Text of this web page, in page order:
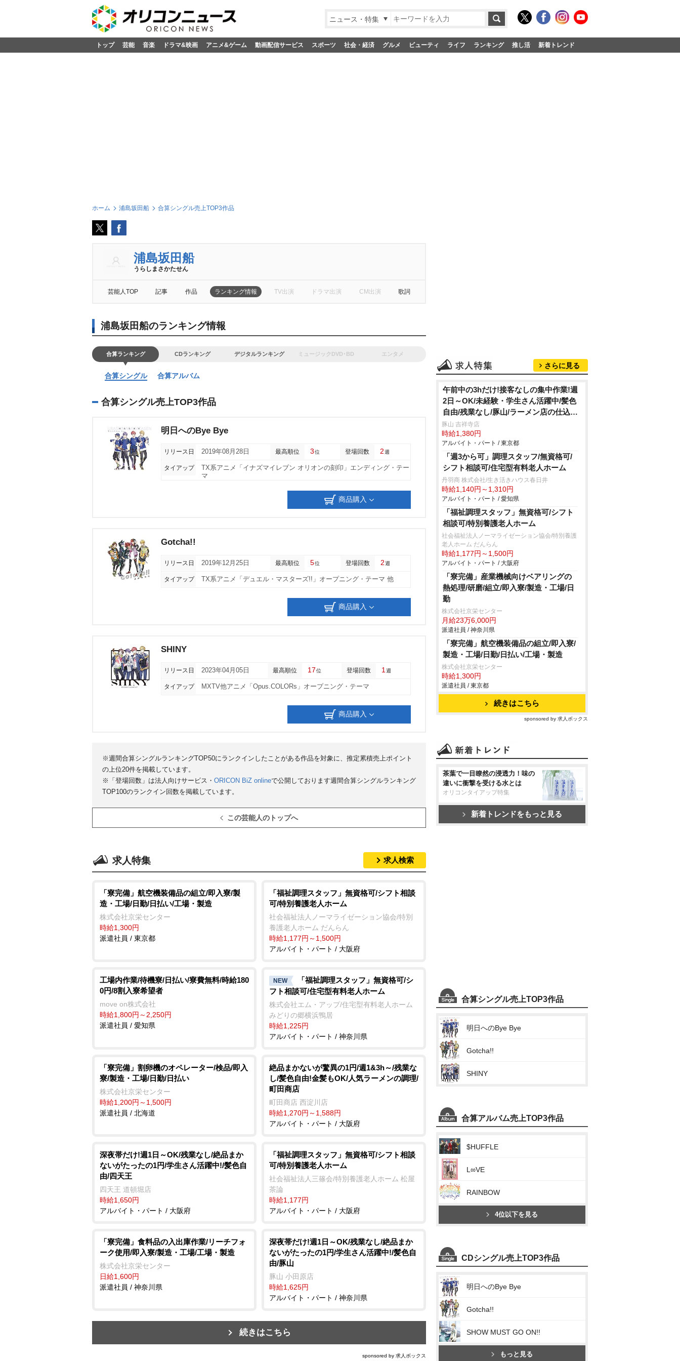
ニュース・特集
トップ 芸能 音楽 ドラマ&映画 アニメ&ゲーム 動画配信サービス スポーツ 社会・経済 グルメ ビューティ ライフ ランキング 推し活 新着トレンド
ホーム 浦島坂田船 合算シングル売上TOP3作品
浦島坂田船
うらしまさかたせん
芸能人TOP 記事 作品 ランキング情報 TV出演 ドラマ出演 CM出演 歌詞
浦島坂田船のランキング情報
合算ランキング CDランキング デジタルランキング ミュージックDVD･BD エンタメ
合算シングル 合算アルバム
合算シングル売上TOP3作品
明日へのBye Bye
リリース日 2019年08月28日 最高順位 3位 登場回数 2週
タイアップ
TX系アニメ「イナズマイレブン オリオンの刻印」エンディング・テー
マ
商品購入
Gotcha!!
リリース日 2019年12月25日 最高順位 5位 登場回数 2週
タイアップ TX系アニメ「デュエル・マスターズ!!」オープニング・テーマ 他
商品購入
SHINY
リリース日 2023年04月05日 最高順位 17位 登場回数 1 週
タイアップ MXTV他アニメ「Opus.COLORs」オープニング・テーマ
商品購入
※週間合算シングルランキングTOP50にランクインしたことがある作品を対象に、推定累積売上ポイント
の上位20件を掲載しています。
※「登場回数」は法人向けサービス・ ORICON BiZ onlineで公開しております週間合算シングルランキング
TOP100のランクイン回数を掲載しています。
この芸能人のトップへ
求人特集 求人検索
「寮完備」航空機装備品の組立/即入寮/製
造・工場/日勤/日払い/工場・製造
株式会社京栄センター
時給1,300円
派遣社員 / 東京都
「福祉調理スタッフ」無資格可/シフト相談
可/特別養護老人ホーム
社会福祉法人ノーマライゼーション協会/特別
養護老人ホーム だんらん
時給1,177円～1,500円
アルバイト・パート / 大阪府
工場内作業/待機寮/日払い/寮費無料/時給180
0円/8割入寮希望者
move on株式会社
時給1,800円～2,250円
派遣社員 / 愛知県
NEW
「福祉調理スタッフ」無資格可/シ
フト相談可/住宅型有料老人ホーム
株式会社エム・アップ/住宅型有料老人ホーム
みどりの郷横浜鴨居
時給1,225円
アルバイト・パート / 神奈川県
「寮完備」割卵機のオペレーター/検品/即入
寮/製造・工場/日勤/日払い
株式会社京栄センター
時給1,200円～1,500円
派遣社員 / 北海道
絶品まかないが驚異の1円/週1&3h～/残業な
し/髪色自由!金髪もOK/人気ラーメンの調理/
町田商店
町田商店 西淀川店
時給1,270円～1,588円
アルバイト・パート / 大阪府
深夜帯だけ!週1日～OK/残業なし/絶品まか
ないがたったの1円/学生さん活躍中!/髪色自
由/四天王
四天王 道頓堀店
時給1,650円
アルバイト・パート / 大阪府
「福祉調理スタッフ」無資格可/シフト相談
可/特別養護老人ホーム
社会福祉法人三篠会/特別養護老人ホーム 松屋
茶論
時給1,177円
アルバイト・パート / 大阪府
「寮完備」食料品の入出庫作業/リーチフォ
ーク使用/即入寮/製造・工場/工場・製造
株式会社京栄センター
日給1,600円
派遣社員 / 神奈川県
深夜帯だけ!週1日～OK/残業なし/絶品まか
ないがたったの1円/学生さん活躍中!/髪色自
由/豚山
豚山 小田原店
時給1,625円
アルバイト・パート / 神奈川県
続きはこちら
sponsored by 求人ボックス
さらに見る
午前中の3hだけ!接客なしの集中作業!週
2日～OK/未経験・学生さん活躍中/髪色
自由/残業なし/豚山/ラーメン店の仕込
み・清掃
豚山 吉祥寺店
時給1,380円
アルバイト・パート / 東京都
「週3から可」調理スタッフ/無資格可/
シフト相談可/住宅型有料老人ホーム
丹羽商 株式会社/生き活きハウス春日井
時給1,140円～1,310円
アルバイト・パート / 愛知県
「福祉調理スタッフ」無資格可/シフト
相談可/特別養護老人ホーム
社会福祉法人ノーマライゼーション協会/特別養護
老人ホーム だんらん
時給1,177円～1,500円
アルバイト・パート / 大阪府
「寮完備」産業機械向けベアリングの
熱処理/研磨/組立/即入寮/製造・工場/日
勤
株式会社京栄センター
月給23万6,000円
派遣社員 / 神奈川県
「寮完備」航空機装備品の組立/即入寮/
製造・工場/日勤/日払い/工場・製造
株式会社京栄センター
時給1,300円
派遣社員 / 東京都
続きはこちら
sponsored by 求人ボックス
茶葉で一目瞭然の浸透力！味の
違いに衝撃を受ける水とは
オリコンタイアップ特集
新着トレンドをもっと見る
合算シングル売上TOP3作品
明日へのBye Bye
Gotcha!!
SHINY
合算アルバム売上TOP3作品
$HUFFLE
L∞VE
RAINBOW
4位以下を見る
CDシングル売上TOP3作品
明日へのBye Bye
Gotcha!!
SHOW MUST GO ON!!
もっと見る